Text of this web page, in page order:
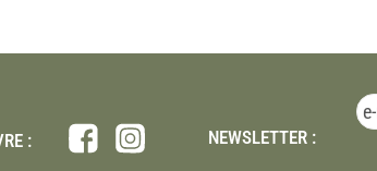
: NEWSLETTER :